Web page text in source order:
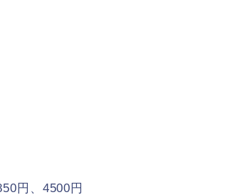
円、4500円